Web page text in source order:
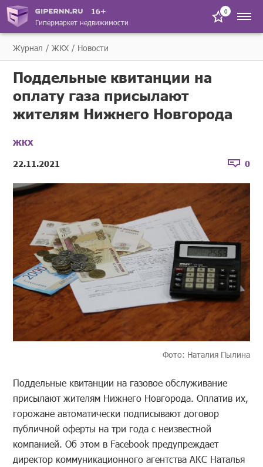
16+
Гипермаркет недвижимости
0
Журнал ЖКХ Новости
Поддельные квитанции на
оплату газа присылают
жителям Нижнего Новгорода
ЖКХ
22.11.2021
0
Фото: Наталия Пылина
Поддельные квитанции на газовое обслуживание
присылают жителям Нижнего Новгорода. Оплатив их,
горожане автоматически подписывают договор
публичной оферты на три года с неизвестной
компанией. Об этом в Facebook предупреждает
директор коммуникационного агентства АКС Наталья